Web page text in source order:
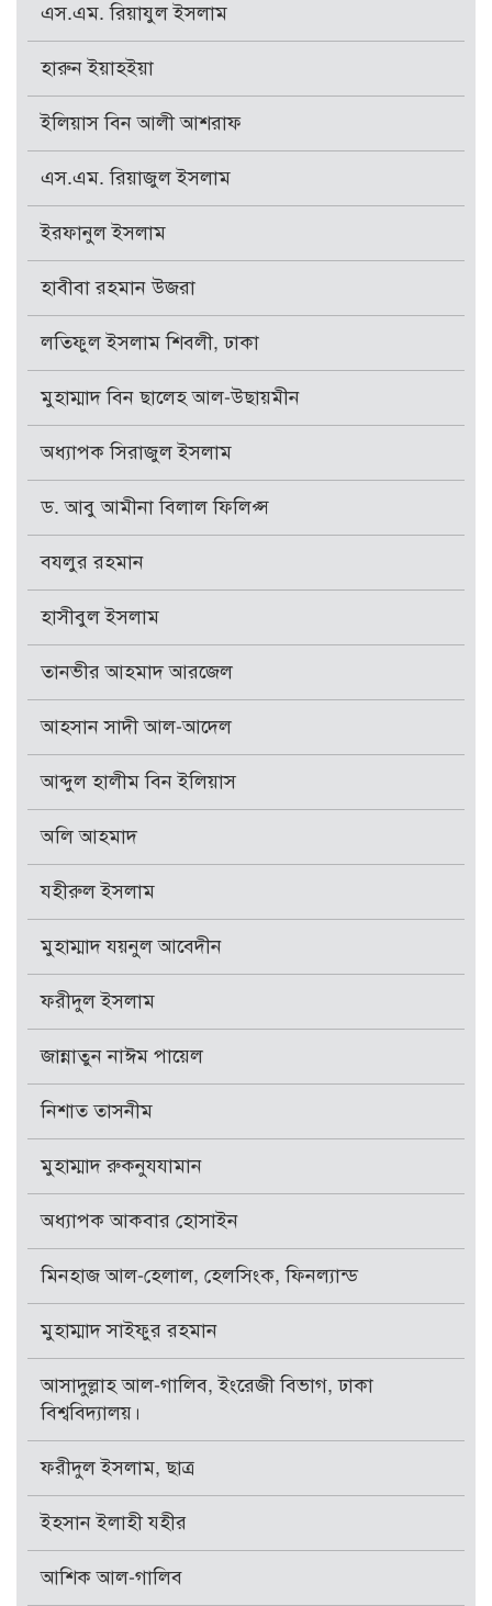
এস.এম. রিয়াযুল ইসলাম
হারুন ইয়াহইয়া
ইলিয়াস বিন আলী আশরাফ
এস.এম. রিয়াজুল ইসলাম
ইরফানুল ইসলাম
হাবীবা রহমান উজরা
লতিফুল ইসলাম শিবলী, ঢাকা
মুহাম্মাদ বিন ছালেহ আল-উছায়মীন
অধ্যাপক সিরাজুল ইসলাম
ড. আবু আমীনা বিলাল ফিলিপ্স
বযলুর রহমান
হাসীবুল ইসলাম
তানভীর আহমাদ আরজেল
আহসান সাদী আল-আদেল
আব্দুল হালীম বিন ইলিয়াস
অলি আহমাদ
যহীরুল ইসলাম
মুহাম্মাদ যয়নুল আবেদীন
ফরীদুল ইসলাম
জান্নাতুন নাঈম পায়েল
নিশাত তাসনীম
মুহাম্মাদ রুকনুযযামান
অধ্যাপক আকবার হোসাইন
মিনহাজ আল-হেলাল, হেলসিংক, ফিনল্যান্ড
মুহাম্মাদ সাইফুর রহমান
আসাদুল্লাহ আল-গালিব, ইংরেজী বিভাগ, ঢাকা
বিশ্ববিদ্যালয়।
ফরীদুল ইসলাম, ছাত্র
ইহসান ইলাহী যহীর
আশিক আল-গালিব